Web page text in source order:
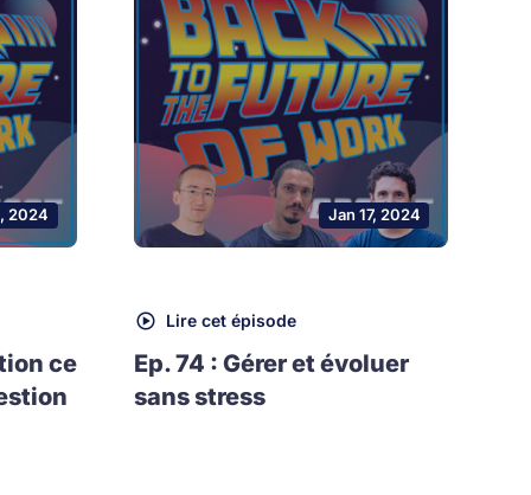
2024
ce
Jan 17, 2024
Lire cet épisode
Ep. 74 : Gérer et évoluer
sans stress